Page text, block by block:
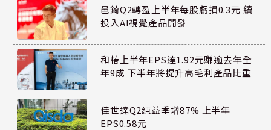
邑錡Q2轉盈上半年每股虧損0.3元 續
投入AI視覺產品開發
和椿上半年EPS達1.92元賺逾去年全
年9成 下半年將提升高毛利產品比重
佳世達Q2純益季增87% 上半年
EPS0.58元